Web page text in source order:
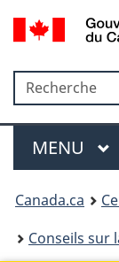
Recherche
Recherche
Menu
MAIN
MENU
Canada.ca
Conseils sur